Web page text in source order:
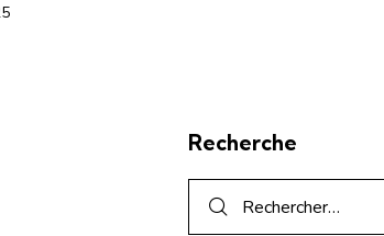
Recherche